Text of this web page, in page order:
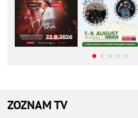
ZOZNAM TV